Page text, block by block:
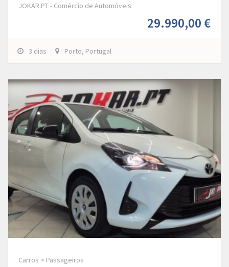
JOKAR.PT - Comércio de Automóveis
29.990,00 €
3 dias Porto, Portugal
Carros > Passageiros